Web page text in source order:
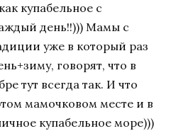
купабельное с
день!!))) Мамы с
уже в который раз
говорят, что в
тут всегда так. И что
мамочковом месте и в
купабельное море)))